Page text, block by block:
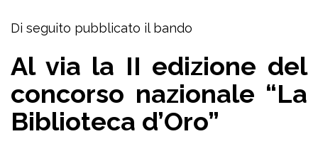
Di seguito pubblicato il bando
Al via la II edizione del
concorso nazionale “La
Biblioteca d’Oro”